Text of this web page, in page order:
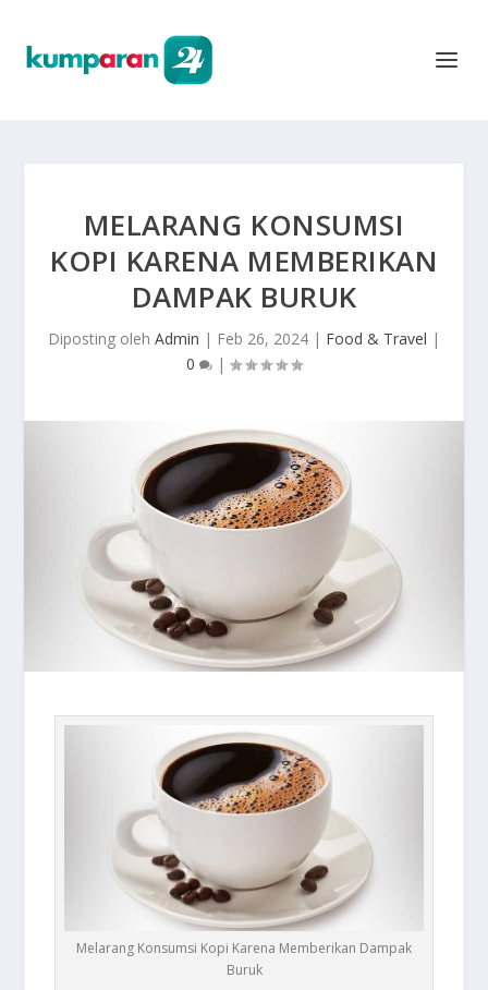
MELARANG KONSUMSI
KOPI KARENA MEMBERIKAN
DAMPAK BURUK
Diposting oleh Admin | Feb 26, 2024 | Food & Travel |
0
|
Melarang Konsumsi Kopi Karena Memberikan Dampak
Buruk